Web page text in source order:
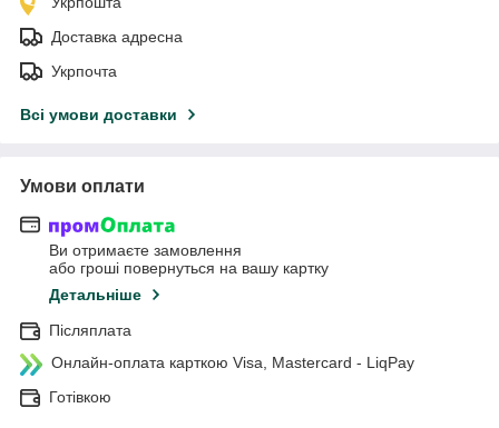
Доставка адресна
Укрпочта
Всі умови доставки
Умови оплати
Ви отримаєте замовлення
або гроші повернуться на вашу картку
Детальніше
Післяплата
Онлайн-оплата карткою Visa, Mastercard - LiqPay
Готівкою